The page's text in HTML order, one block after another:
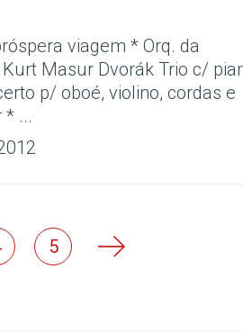
viagem * Orq. da
Masur Dvorák Trio c/
p/ oboé, violino, cordas e
...
5